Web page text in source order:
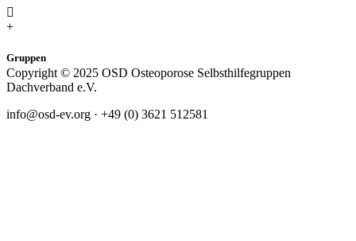
+
Gruppen
Copyright © 2025 OSD Osteoporose Selbsthilfegruppen
Dachverband e.V.
info@osd-ev.org · +49 (0) 3621 512581